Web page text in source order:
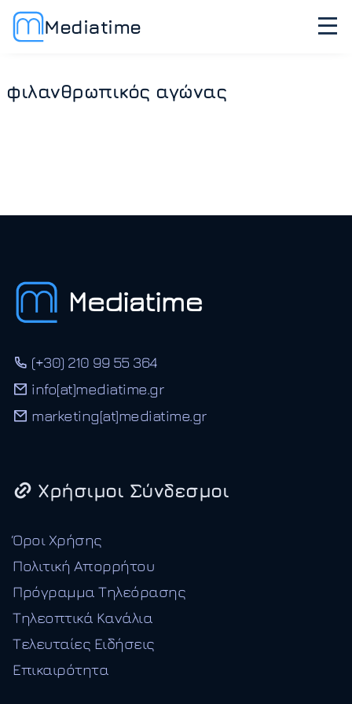
Mediatime
φιλανθρωπικός αγώνας
(+30) 210 99 55 364
info[at]mediatime.gr
marketing[at]mediatime.gr
Χρήσιμοι Σύνδεσμοι
Όροι Χρήσης
Πολιτική Απορρήτου
Πρόγραμμα Τηλεόρασης
Τηλεοπτικά Κανάλια
Τελευταίες Ειδήσεις
Επικαιρότητα